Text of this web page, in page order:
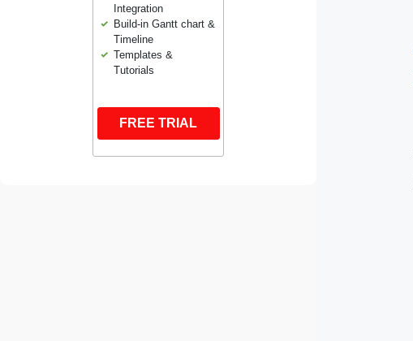
Integration
Build-in Gantt chart &
Timeline
Templates &
Tutorials
FREE TRIAL